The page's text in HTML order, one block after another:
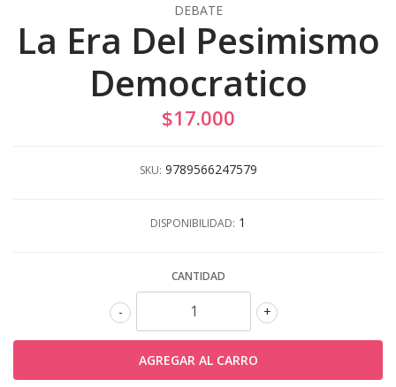
DEBATE
La Era Del Pesimismo
Democratico
$17.000
SKU: 9789566247579
DISPONIBILIDAD: 1
CANTIDAD
+
-